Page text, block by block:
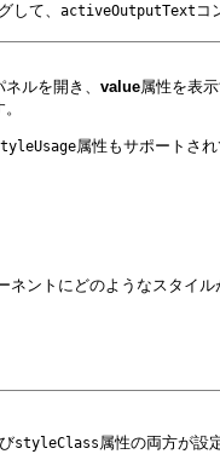
して、 activeOutputText コ
ルを開き、 value属性を表
属性もサポートさ
ネントにどのようなスタイル
styleClass属性の両方が設